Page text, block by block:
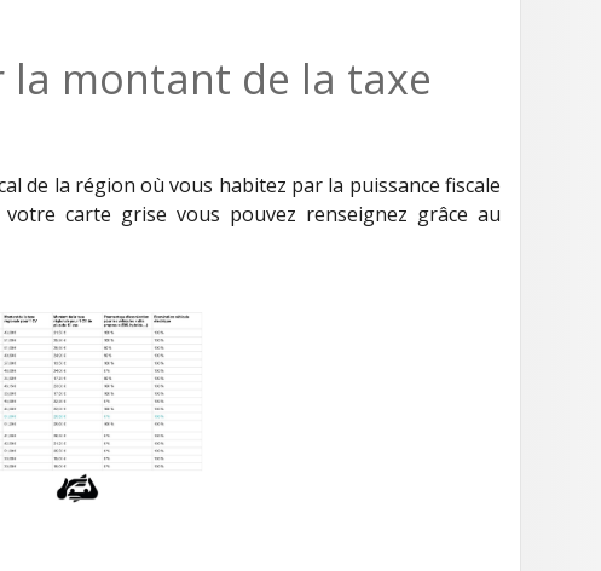
la montant de la taxe
de la région où vous habitez par la puissance fiscale
carte grise vous pouvez renseignez grâce au